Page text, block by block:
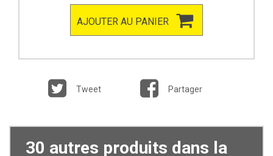
AJOUTER AU PANIER
Tweet Partager
30 autres produits dans la